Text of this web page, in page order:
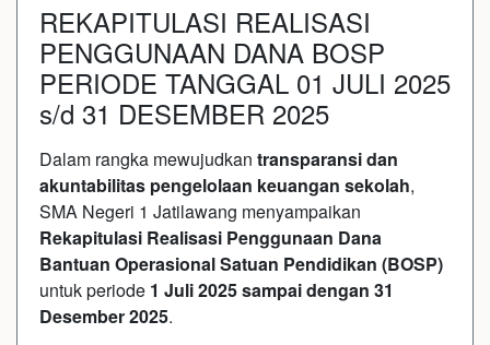
REKAPITULASI REALISASI
PENGGUNAAN DANA BOSP
PERIODE TANGGAL 01 JULI 2025
s/d 31 DESEMBER 2025
Dalam rangka mewujudkan transparansi dan
akuntabilitas pengelolaan keuangan sekolah,
SMA Negeri 1 Jatilawang menyampaikan
Rekapitulasi Realisasi Penggunaan Dana
Bantuan Operasional Satuan Pendidikan (BOSP)
untuk periode 1 Juli 2025 sampai dengan 31
Desember 2025.